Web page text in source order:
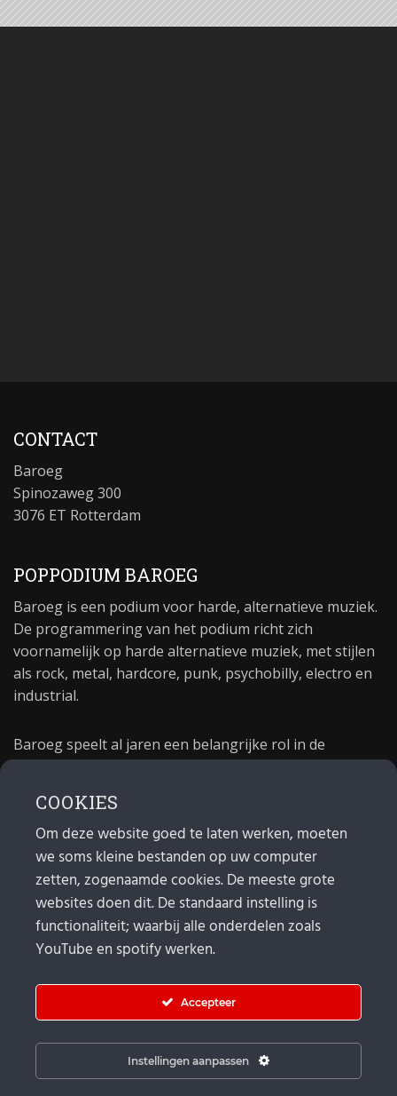
CONTACT
Baroeg
Spinozaweg 300
3076 ET Rotterdam
POPPODIUM BAROEG
Baroeg is een podium voor harde, alternatieve muziek.
De programmering van het podium richt zich
voornamelijk op harde alternatieve muziek, met stijlen
als rock, metal, hardcore, punk, psychobilly, electro en
industrial.
Baroeg speelt al jaren een belangrijke rol in de
poppodium 40 jaar.
MAIL
Algemeen: info@baroeg.nl
Bands & boeking: leon@baroeg.nl
Promotie & publiciteit: francis@baroeg.nl
COOKIES
Om deze website goed te laten werken, moeten
we soms kleine bestanden op uw computer
zetten, zogenaamde cookies. De meeste grote
websites doen dit. De standaard instelling is
functionaliteit; waarbij alle onderdelen zoals
YouTube en spotify werken.
Accepteer
Instellingen aanpassen